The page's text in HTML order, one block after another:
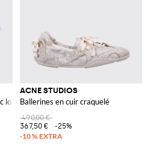
logo jacquard et ourlet frangé
ACNE STUDIOS
Ballerines en cuir craquelé
490,00 €
367,50 €
-25%